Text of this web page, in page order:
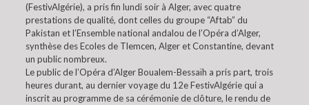
(FestivAlgérie), a pris fin lundi soir à Alger, avec quatre
prestations de qualité, dont celles du groupe “Aftab” du
Pakistan et l’Ensemble national andalou de l’Opéra d’Alger,
synthèse des Ecoles de Tlemcen, Alger et Constantine, devant
un public nombreux.
Le public de l’Opéra d’Alger Boualem-Bessaïh a pris part, trois
heures durant, au dernier voyage du 12e FestivAlgérie qui a
inscrit au programme de sa cérémonie de clôture, le rendu de